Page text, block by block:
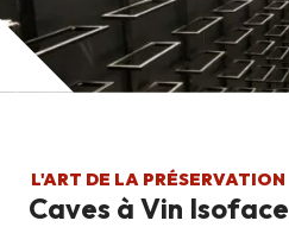
L'ART DE LA PRÉSERVATION
Caves à Vin Isoface